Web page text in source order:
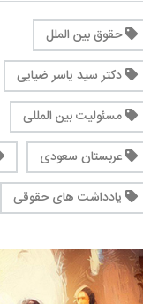
حقوق بین الملل
دکتر سید یاسر ضیایی
مسئولیت بین المللی
عربستان سعودی
یادداشت های حقوقی